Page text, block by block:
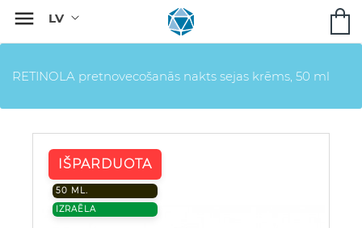

RETINOLA pretnovecošanās nakts sejas krēms, 50 ml
IŠPARDUOTA
50 ML.
IZRAĒLA